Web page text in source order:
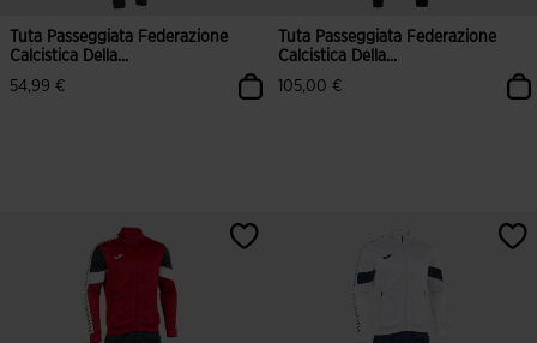
Tuta Passeggiata Federazione
Calcistica Della...
54,99 €
5 su 5 valutazione dei clienti
Tuta Passeggiata Federazione
Calcistica Della...
105,00 €